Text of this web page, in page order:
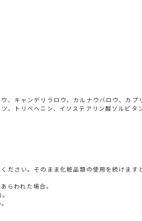
、キャンデリラロウ、カルナウバロウ、カ
、トリベヘニン、イソステアリン酸ソルビ
ださい。そのまま化粧品類の使用を続けま
らわれた場合。